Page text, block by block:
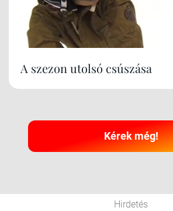
A szezon utolsó csúszása
Kérek még!
Hirdetés